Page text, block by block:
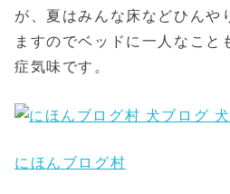
が、夏はみんな床などひんや
ますのでベッドに一人なこと
症気味です。
にほんブログ村